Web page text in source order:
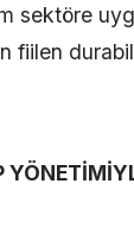
sektöre
fiilen